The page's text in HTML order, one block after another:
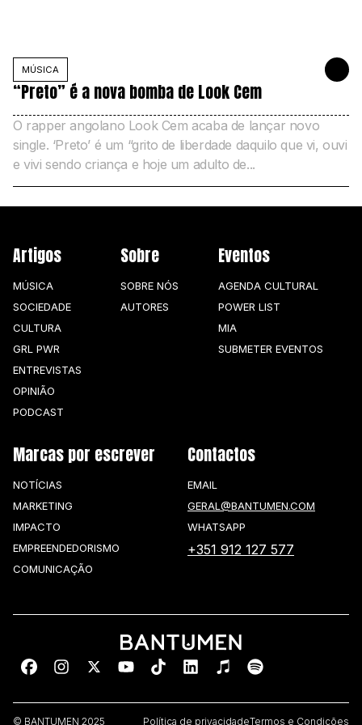
MÚSICA 23 DE
“Preto” é a nova bomba de Look Cem
O rapper angolano Look Cem acaba de lançar novo
single. ‘Preto’ é um “grito de liberdade daquilo que vi, ouvi
e vivi sendo criança e hoje um adulto de...
Artigos
MÚSICA
SOCIEDADE
CULTURA
GRL PWR
ENTREVISTAS
OPINIÃO
PODCAST
Sobre
SOBRE NÓS
AUTORES
Eventos
AGENDA CULTURAL
POWER LIST
MIA
SUBMETER EVENTOS
Marcas por escrever
NOTÍCIAS
MARKETING
IMPACTO
EMPREENDEDORISMO
COMUNICAÇÃO
Contactos
EMAIL
GERAL@BANTUMEN.COM
WHATSAPP
+351 912 127 577
© BANTUMEN 2025 Política de privacidadeTermos e Condições